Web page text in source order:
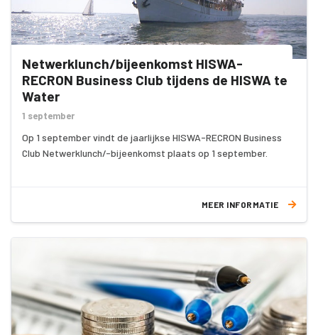
Netwerklunch/bijeenkomst HISWA-
RECRON Business Club tijdens de HISWA te
Water
1 september
Op 1 september vindt de jaarlijkse HISWA-RECRON Business
Club Netwerklunch/-bijeenkomst plaats op 1 september.
MEER INFORMATIE